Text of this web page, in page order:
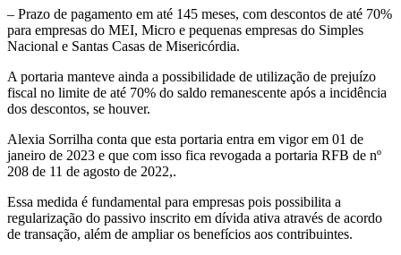
– Prazo de pagamento em até 145 meses, com descontos de até 70%
para empresas do MEI, Micro e pequenas empresas do Simples
Nacional e Santas Casas de Misericórdia.
A portaria manteve ainda a possibilidade de utilização de prejuízo
fiscal no limite de até 70% do saldo remanescente após a incidência
dos descontos, se houver.
Alexia Sorrilha conta que esta portaria entra em vigor em 01 de
janeiro de 2023 e que com isso fica revogada a portaria RFB de nº
208 de 11 de agosto de 2022,.
Essa medida é fundamental para empresas pois possibilita a
regularização do passivo inscrito em dívida ativa através de acordo
de transação, além de ampliar os benefícios aos contribuintes.